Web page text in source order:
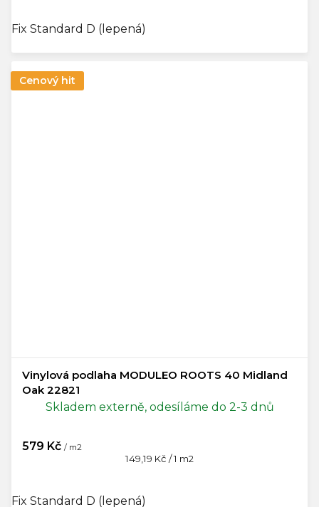
Fix Standard D (lepená)
Cenový hit
Vinylová podlaha MODULEO ROOTS 40 Midland
Oak 22821
Skladem externě, odesíláme do 2-3 dnů
579 Kč / m2
Měrná
149,19 Kč / 1 m2
Fix Standard D (lepená)